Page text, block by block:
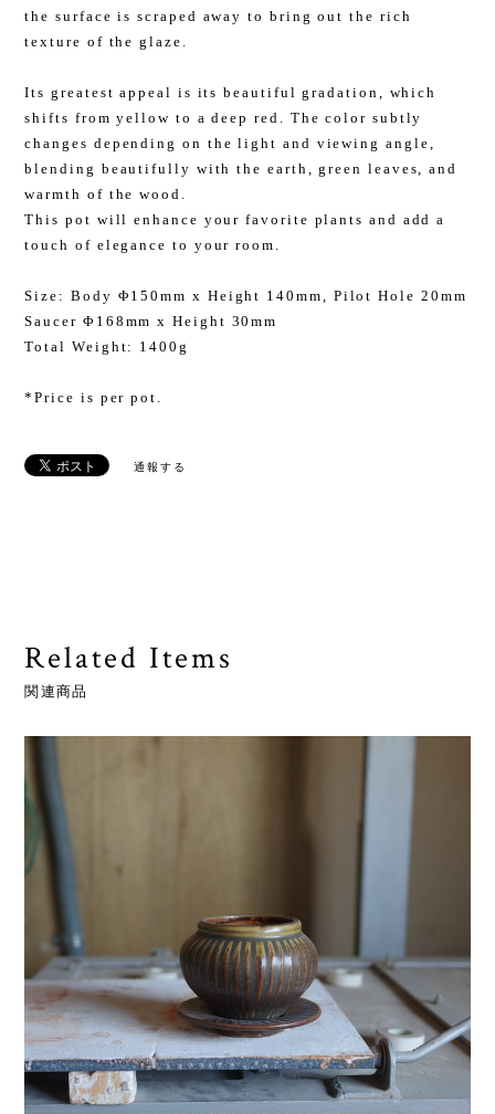
the surface is scraped away to bring out the rich
texture of the glaze.
Its greatest appeal is its beautiful gradation, which
shifts from yellow to a deep red. The color subtly
changes depending on the light and viewing angle,
blending beautifully with the earth, green leaves, and
warmth of the wood.
This pot will enhance your favorite plants and add a
touch of elegance to your room.
Size: Body Φ150mm x Height 140mm, Pilot Hole 20mm
Saucer Φ168mm x Height 30mm
Total Weight: 1400g
*Price is per pot.
通報する
Related Items
関連商品